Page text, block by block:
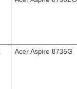
Acer Aspire 8735G